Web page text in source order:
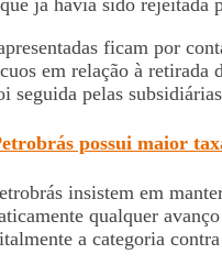
ficam por
em relação à retirada
seguida pelas
possui maior
insistem em
qualquer
a categoria